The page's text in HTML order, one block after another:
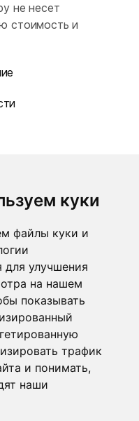
куки
файлы куки и
для улучшения
на нашем
показывать
трафик
и понимать,
наши
не несет
стоимость и
Минск, пр-т Газеты
.